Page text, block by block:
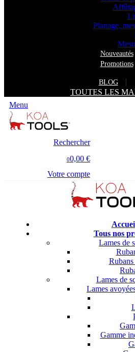
Planage,
Nouveautés
Promotions
BLOG
TOUTES LES
Menu
Rechercher
00,00 €
Votre compte
Tous nos
Lames de
Lames de
Lames
Gamme